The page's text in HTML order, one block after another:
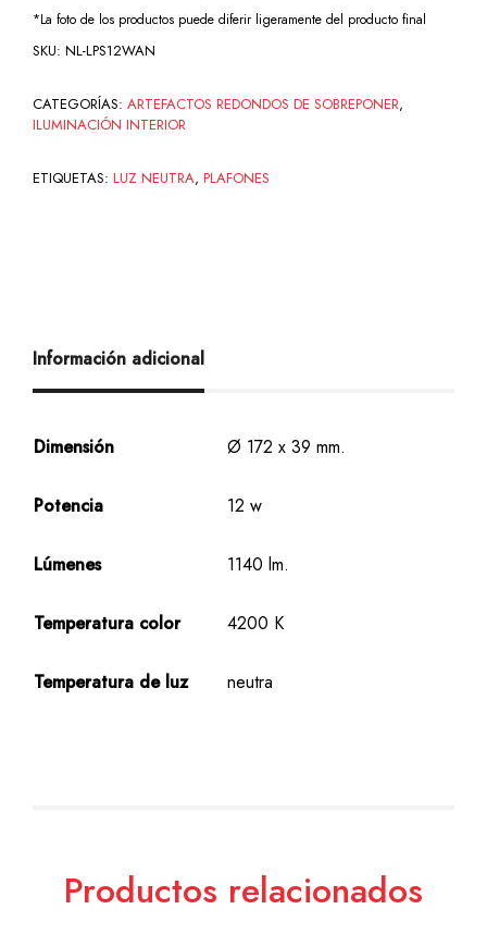
*La foto de los productos puede diferir ligeramente del producto final
SKU: NL-LPS12WAN
CATEGORÍAS: ARTEFACTOS REDONDOS DE SOBREPONER,
ILUMINACIÓN INTERIOR
ETIQUETAS: LUZ NEUTRA, PLAFONES
Información adicional
Dimensión Ø 172 x 39 mm.
Potencia 12 w
Lúmenes 1140 lm.
Temperatura color 4200 K
Temperatura de luz neutra
Productos relacionados